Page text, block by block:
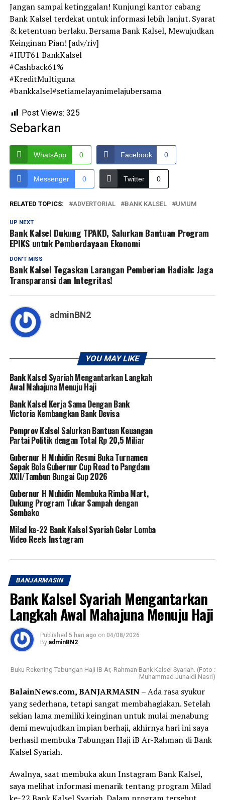
Jangan sampai ketinggalan! Kunjungi kantor cabang
Bank Kalsel terdekat untuk informasi lebih lanjut. Syarat
& ketentuan berlaku. Bersama Bank Kalsel, Mewujudkan
Keinginan Pian! [adv/riv]
#HUT61 BankKalsel
#Cashback61%
#KreditMultiguna
#bankkalsel#setiamelayanimelajubersama
Post Views: 325
Sebarkan
WhatsApp 0 Facebook 0
Messenger 0 Twitter 0
RELATED TOPICS: ADVERTORIAL BANK KALSEL UMUM
UP NEXT
Bank Kalsel Dukung TPAKD, Salurkan Bantuan Program
EPIKS untuk Pemberdayaan Ekonomi
DON'T MISS
Bank Kalsel Tegaskan Larangan Pemberian Hadiah: Jaga
Transparansi dan Integritas!
adminBN2
YOU MAY LIKE
Bank Kalsel Syariah Mengantarkan Langkah
Awal Mahajuna Menuju Haji
Bank Kalsel Kerja Sama Dengan Bank
Victoria Kembangkan Bank Devisa
Pemprov Kalsel Salurkan Bantuan Keuangan
Partai Politik dengan Total Rp 20,5 Miliar
Gubernur H Muhidin Resmi Buka Turnamen
Sepak Bola Gubernur Cup Road to Pangdam
XXII/Tambun Bungai Cup 2026
Gubernur H Muhidin Membuka Rimba Mart,
Dukung Program Tukar Sampah dengan
Sembako
Milad ke-22 Bank Kalsel Syariah Gelar Lomba
Video Reels Instagram
BANJARMASIN
Bank Kalsel Syariah Mengantarkan
Langkah Awal Mahajuna Menuju Haji
Published 5 hari ago on 04/08/2026
By adminBN2
Buku Rekening Tabungan Haji IB Ar,-Rahman Bank Kalsel Syariah. (Foto :
Muhammad Junaidi Nasri)
BalainNews.com, BANJARMASIN– Ada rasa syukur
yang sederhana, tetapi sangat membahagiakan. Setelah
sekian lama memiliki keinginan untuk mulai menabung
demi mewujudkan impian berhaji, akhirnya hari ini saya
berhasil membuka Tabungan Haji iB Ar-Rahman di Bank
Kalsel Syariah.
Awalnya, saat membuka akun Instagram Bank Kalsel,
saya melihat informasi menarik tentang program Milad